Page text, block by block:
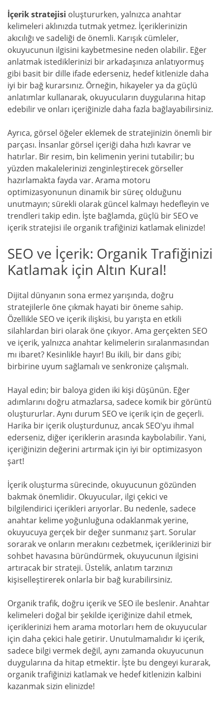
İçerik stratejisi oluştururken, yalnızca anahtar
kelimeleri aklınızda tutmak yetmez. İçeriklerinizin
akıcılığı ve sadeliği de önemli. Karışık cümleler,
okuyucunun ilgisini kaybetmesine neden olabilir. Eğer
anlatmak istediklerinizi bir arkadaşınıza anlatıyormuş
gibi basit bir dille ifade ederseniz, hedef kitlenizle daha
iyi bir bağ kurarsınız. Örneğin, hikayeler ya da güçlü
anlatımlar kullanarak, okuyucuların duygularına hitap
edebilir ve onları içeriğinizle daha fazla bağlayabilirsiniz.
Ayrıca, görsel öğeler eklemek de stratejinizin önemli bir
parçası. İnsanlar görsel içeriği daha hızlı kavrar ve
hatırlar. Bir resim, bin kelimenin yerini tutabilir; bu
yüzden makalelerinizi zenginleştirecek görseller
hazırlamakta fayda var. Arama motoru
optimizasyonunun dinamik bir süreç olduğunu
unutmayın; sürekli olarak güncel kalmayı hedefleyin ve
trendleri takip edin. İşte bağlamda, güçlü bir SEO ve
içerik stratejisi ile organik trafiğinizi katlamak elinizde!
SEO ve İçerik: Organik Trafiğinizi
Katlamak için Altın Kural!
Dijital dünyanın sona ermez yarışında, doğru
stratejilerle öne çıkmak hayati bir öneme sahip.
Özellikle SEO ve içerik ilişkisi, bu yarışta en etkili
silahlardan biri olarak öne çıkıyor. Ama gerçekten SEO
ve içerik, yalnızca anahtar kelimelerin sıralanmasından
mı ibaret? Kesinlikle hayır! Bu ikili, bir dans gibi;
birbirine uyum sağlamalı ve senkronize çalışmalı.
Hayal edin; bir baloya giden iki kişi düşünün. Eğer
adımlarını doğru atmazlarsa, sadece komik bir görüntü
oluştururlar. Aynı durum SEO ve içerik için de geçerli.
Harika bir içerik oluşturdunuz, ancak SEO'yu ihmal
ederseniz, diğer içeriklerin arasında kaybolabilir. Yani,
içeriğinizin değerini artırmak için iyi bir optimizasyon
şart!
İçerik oluşturma sürecinde, okuyucunun gözünden
bakmak önemlidir. Okuyucular, ilgi çekici ve
bilgilendirici içerikleri arıyorlar. Bu nedenle, sadece
anahtar kelime yoğunluğuna odaklanmak yerine,
okuyucuya gerçek bir değer sunmanız şart. Sorular
sorarak ve onların merakını cezbetmek, içeriklerinizi bir
sohbet havasına büründürmek, okuyucunun ilgisini
artıracak bir strateji. Üstelik, anlatım tarzınızı
kişiselleştirerek onlarla bir bağ kurabilirsiniz.
Organik trafik, doğru içerik ve SEO ile beslenir. Anahtar
kelimeleri doğal bir şekilde içeriğinize dahil etmek,
içeriklerinizi hem arama motorları hem de okuyucular
için daha çekici hale getirir. Unutulmamalıdır ki içerik,
sadece bilgi vermek değil, aynı zamanda okuyucunun
duygularına da hitap etmektir. İşte bu dengeyi kurarak,
organik trafiğinizi katlamak ve hedef kitlenizin kalbini
kazanmak sizin elinizde!